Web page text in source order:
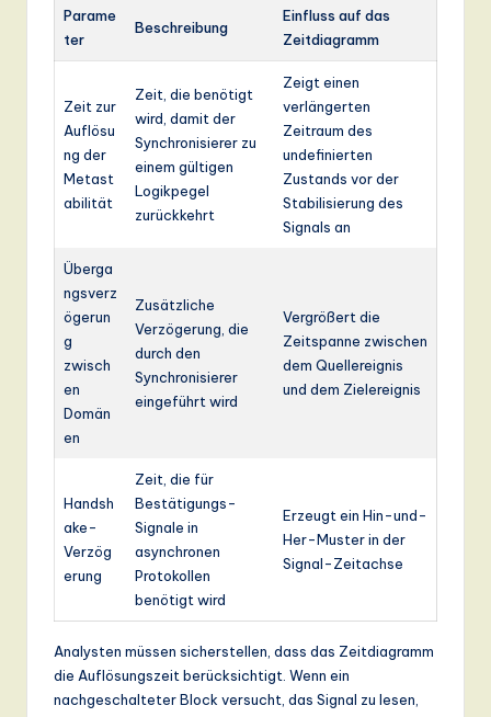
Parame
ter
Beschreibung
Einfluss auf das
Zeitdiagramm
Zeit zur
Auflösu
ng der
Metast
abilität
Zeit, die benötigt
wird, damit der
Synchronisierer zu
einem gültigen
Logikpegel
zurückkehrt
Zeigt einen
verlängerten
Zeitraum des
undefinierten
Zustands vor der
Stabilisierung des
Signals an
Überga
ngsverz
ögerun
g
zwisch
en
Domän
en
Zusätzliche
Verzögerung, die
durch den
Synchronisierer
eingeführt wird
Vergrößert die
Zeitspanne zwischen
dem Quellereignis
und dem Zielereignis
Handsh
ake-
Verzög
erung
Zeit, die für
Bestätigungs-
Signale in
asynchronen
Protokollen
benötigt wird
Erzeugt ein Hin-und-
Her-Muster in der
Signal-Zeitachse
Analysten müssen sicherstellen, dass das Zeitdiagramm
die Auflösungszeit berücksichtigt. Wenn ein
nachgeschalteter Block versucht, das Signal zu lesen,